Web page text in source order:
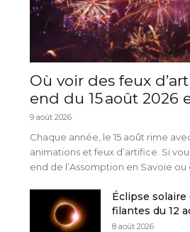
Où voir des feux
end du 15 août 2026
9 août 2026
Chaque année, le 15 août rime
animations et feux d’artifice. Si
end de l’Assomption en Savoie ou
Éclipse solaire
filantes du 12
8 août 2026